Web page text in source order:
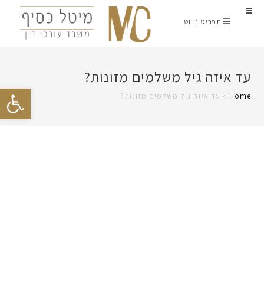
פתח סרגל נגישות
תפריט ניווט
עד איזה גיל משלמים מזונות?
Home
» עד איזה גיל משלמים מזונות?